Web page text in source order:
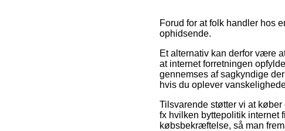
Forud for at folk handler hos
ophidsende.
Et alternativ kan derfor være
at internet forretningen
gennemses af sagkyndige
hvis du oplever
Tilsvarende støtter vi at
fx hvilken byttepolitik internet
købsbekræftelse, så man